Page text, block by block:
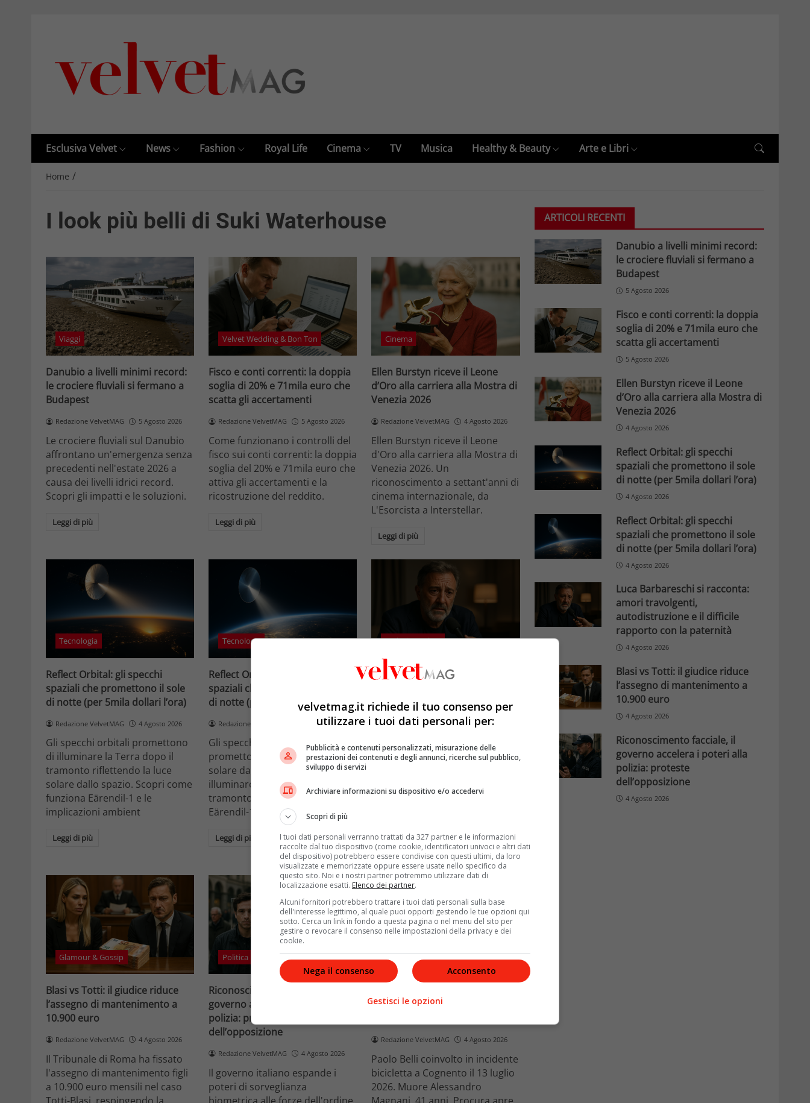
Esclusiva Velvet News Fashion Royal Life Cinema TV Musica Healthy & Beauty Arte e Libri
Home /
I look più belli di Suki Waterhouse
Viaggi
Danubio a livelli minimi record:
le crociere fluviali si fermano a
Budapest
Redazione VelvetMAG 5 Agosto 2026
Le crociere fluviali sul Danubio
affrontano un'emergenza senza
precedenti nell'estate 2026 a
causa dei livelli idrici record.
Scopri gli impatti e le soluzioni.
Leggi di più
Velvet Wedding & Bon Ton
Fisco e conti correnti: la doppia
soglia di 20% e 71mila euro che
scatta gli accertamenti
Redazione VelvetMAG 5 Agosto 2026
Come funzionano i controlli del
fisco sui conti correnti: la doppia
soglia del 20% e 71mila euro che
attiva gli accertamenti e la
ricostruzione del reddito.
Leggi di più
Cinema
Ellen Burstyn riceve il Leone
d’Oro alla carriera alla Mostra di
Venezia 2026
Redazione VelvetMAG 4 Agosto 2026
Ellen Burstyn riceve il Leone
d'Oro alla carriera alla Mostra di
Venezia 2026. Un
riconoscimento a settant'anni di
cinema internazionale, da
L'Esorcista a Interstellar.
Leggi di più
Tecnologia
Reflect Orbital: gli specchi
spaziali che promettono il sole
di notte (per 5mila dollari l’ora)
Redazione VelvetMAG 4 Agosto 2026
Gli specchi orbitali promettono
di illuminare la Terra dopo il
tramonto riflettendo la luce
solare dallo spazio. Scopri come
funziona Eärendil-1 e le
implicazioni ambient
Leggi di più
Tecnologia
Reflect Orbital: gli specchi
spaziali che promettono il sole
di notte (per 5mila dollari l’ora)
Redazione VelvetMAG 4 Agosto 2026
Gli specchi orbitali spaziali
promettono di riflettere la luce
solare dallo spazio per
illuminare la Terra dopo il
tramonto. Scopri come funziona
Eärendil-1 e le implicaz
Leggi di più
Esclusiva Velvet
Luca Barbareschi si racconta:
autodistruzione e il difficile
rapporto con la paternità
Luca Barbareschi si racconta a
rivela otto relazioni
contemporanee, tre ricoveri
Leggi di più
Glamour & Gossip
Blasi vs Totti: il giudice riduce
l’assegno di mantenimento a
10.900 euro
Redazione VelvetMAG 4 Agosto 2026
Il Tribunale di Roma ha fissato
l'assegno di mantenimento figli
a 10.900 euro mensili nel caso
Politica
Riconoscimento facciale, il
governo accelera i poteri alla
polizia: proteste
dell’opposizione
Redazione VelvetMAG 4 Agosto 2026
Il governo italiano espande i
poteri di sorveglianza
News
bicicletta: morto il pedone
Redazione VelvetMAG 4 Agosto 2026
Paolo Belli coinvolto in incidente
bicicletta a Cognento il 13 luglio
2026. Muore Alessandro
ARTICOLI RECENTI
Danubio a livelli minimi record:
le crociere fluviali si fermano a
Budapest
5 Agosto 2026
Fisco e conti correnti: la doppia
soglia di 20% e 71mila euro che
scatta gli accertamenti
5 Agosto 2026
Ellen Burstyn riceve il Leone
d’Oro alla carriera alla Mostra di
Venezia 2026
4 Agosto 2026
Reflect Orbital: gli specchi
spaziali che promettono il sole
di notte (per 5mila dollari l’ora)
4 Agosto 2026
Reflect Orbital: gli specchi
spaziali che promettono il sole
di notte (per 5mila dollari l’ora)
4 Agosto 2026
Luca Barbareschi si racconta:
amori travolgenti,
autodistruzione e il difficile
rapporto con la paternità
4 Agosto 2026
Blasi vs Totti: il giudice riduce
l’assegno di mantenimento a
10.900 euro
4 Agosto 2026
Riconoscimento facciale, il
governo accelera i poteri alla
polizia: proteste
dell’opposizione
4 Agosto 2026
velvetmag.it richiede il tuo consenso per
utilizzare i tuoi dati personali per:
Pubblicità e contenuti personalizzati, misurazione delle
prestazioni dei contenuti e degli annunci, ricerche sul pubblico,
sviluppo di servizi
Archiviare informazioni su dispositivo e/o accedervi
Scopri di più
I tuoi dati personali verranno trattati da 327 partner e le informazioni
raccolte dal tuo dispositivo (come cookie, identificatori univoci e altri dati
del dispositivo) potrebbero essere condivise con questi ultimi, da loro
visualizzate e memorizzate oppure essere usate nello specifico da
questo sito. Noi e i nostri partner potremmo utilizzare dati di
localizzazione esatti. Elenco dei partner.
Alcuni fornitori potrebbero trattare i tuoi dati personali sulla base
dell'interesse legittimo, al quale puoi opporti gestendo le tue opzioni qui
sotto. Cerca un link in fondo a questa pagina o nel menu del sito per
gestire o revocare il consenso nelle impostazioni della privacy e dei
cookie.
Acconsento
Nega il consenso
Gestisci le opzioni